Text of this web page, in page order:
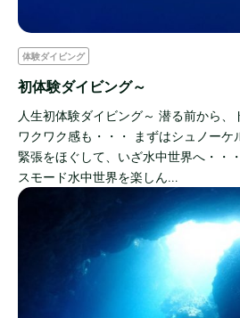
体験ダイビング
初体験ダイビング～
人生初体験ダイビング～ 潜る前から
ワクワク感も・・・ まずはシュノーケ
緊張をほぐして、いざ水中世界へ・・
スモード水中世界を楽しん…